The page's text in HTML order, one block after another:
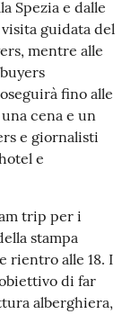
Spezia e dalle
guidata del
mentre alle
fino alle
cena e un
e giornalisti
e
trip per i
stampa
rientro alle 18. I
di far
alberghiera,